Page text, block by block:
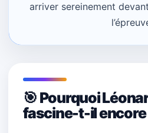
arriver sereinement
🎯 Pourquoi
fascine-t-il encore